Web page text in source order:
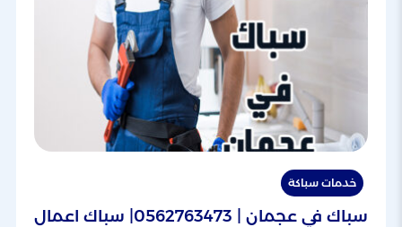
خدمات سباكة
سباك في عجمان | 0562763473| سباك اعمال